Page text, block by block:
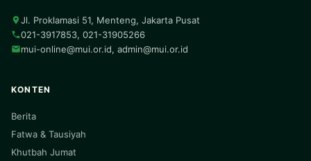
Jl. Proklamasi 51, Menteng, Jakarta Pusat
021-3917853, 021-31905266
mui-online@mui.or.id, admin@mui.or.id
KONTEN
Berita
Fatwa & Tausiyah
Khutbah Jumat